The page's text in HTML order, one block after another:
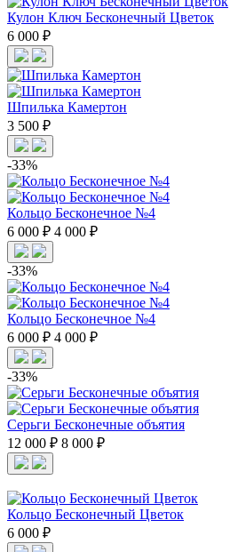
Кулон Ключ Бесконечный Цветок
6 000 ₽
Шпилька Камертон
3 500 ₽
-33%
Кольцо Бесконечное №4
6 000 ₽ 4 000 ₽
-33%
Кольцо Бесконечное №4
6 000 ₽ 4 000 ₽
-33%
Серьги Бесконечные объятия
12 000 ₽ 8 000 ₽
Кольцо Бесконечный Цветок
6 000 ₽